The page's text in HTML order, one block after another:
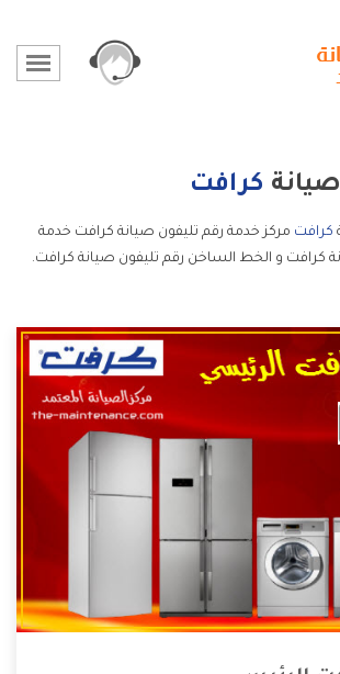
كرافت
كرافت مركز خدمة رقم تليفون صيانة كرافت خدمة
كرافت و الخط الساخن رقم تليفون صيانة كرافت.